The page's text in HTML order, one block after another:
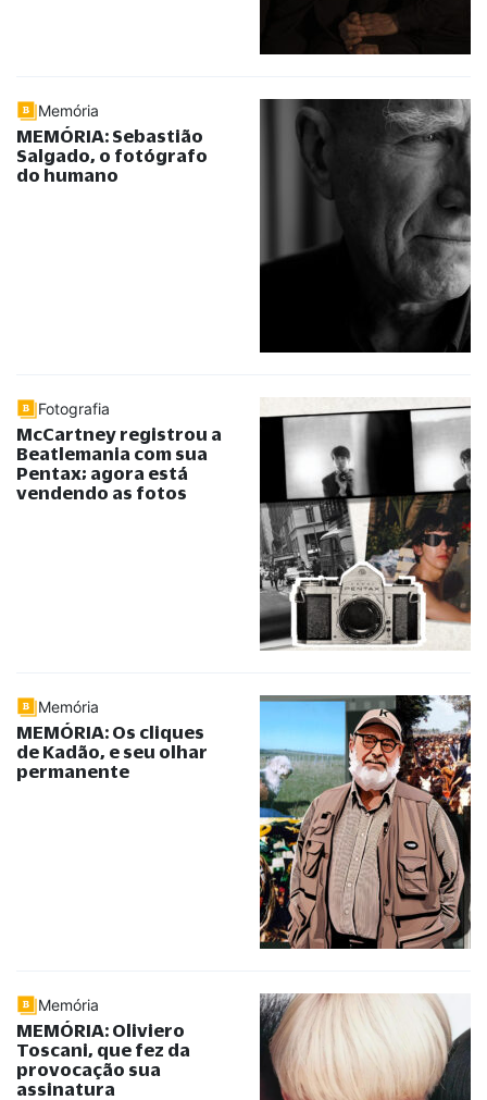
Memória
MEMÓRIA: Sebastião
Salgado, o fotógrafo
do humano
Fotografia
McCartney registrou a
Beatlemania com sua
Pentax; agora está
vendendo as fotos
Memória
MEMÓRIA: Os cliques
de Kadão, e seu olhar
permanente
Memória
MEMÓRIA: Oliviero
Toscani, que fez da
provocação sua
assinatura